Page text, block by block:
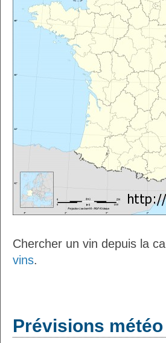
Chercher un vin depuis la
vins.
Prévisions